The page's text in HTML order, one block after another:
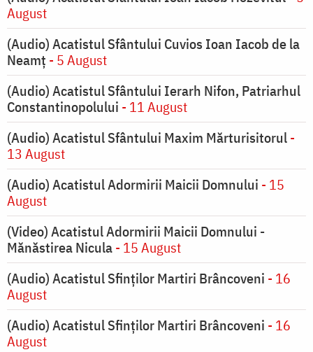
August
(Audio) Acatistul Sfântului Cuvios Ioan Iacob de la
Neamț - 5 August
(Audio) Acatistul Sfântului Ierarh Nifon, Patriarhul
Constantinopolului - 11 August
(Audio) Acatistul Sfântului Maxim Mărturisitorul-
13 August
(Audio) Acatistul Adormirii Maicii Domnului - 15
August
(Video) Acatistul Adormirii Maicii Domnului -
Mănăstirea Nicula- 15 August
(Audio) Acatistul Sfinților Martiri Brâncoveni - 16
August
(Audio) Acatistul Sfinților Martiri Brâncoveni - 16
August